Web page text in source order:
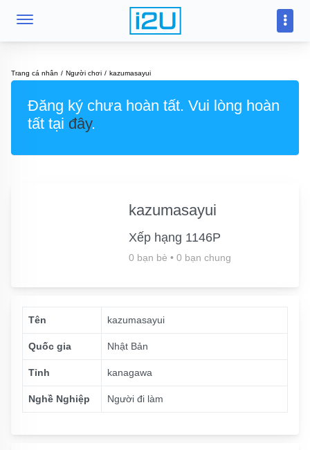
Trang cá nhân Người chơi kazumasayui
Đăng ký chưa hoàn tất. Vui lòng hoàn
tất tại đây.
kazumasayui
Xếp hạng 1146P
0 bạn bè • 0 bạn chung
Tên kazumasayui
Quốc gia Nhật Bản
Tỉnh kanagawa
Nghề Nghiệp Người đi làm